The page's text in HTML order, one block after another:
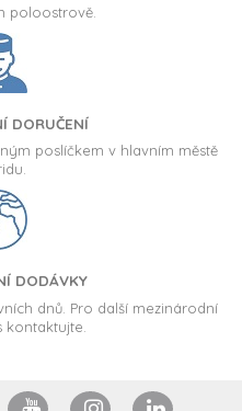
poloostrově.
DORUČENÍ
poslíčkem v hlavním městě
DODÁVKY
dnů. Pro další mezinárodní
kontaktujte.